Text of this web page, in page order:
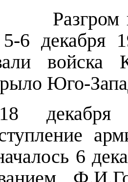
5-6 декабря
войска
Юго-
6